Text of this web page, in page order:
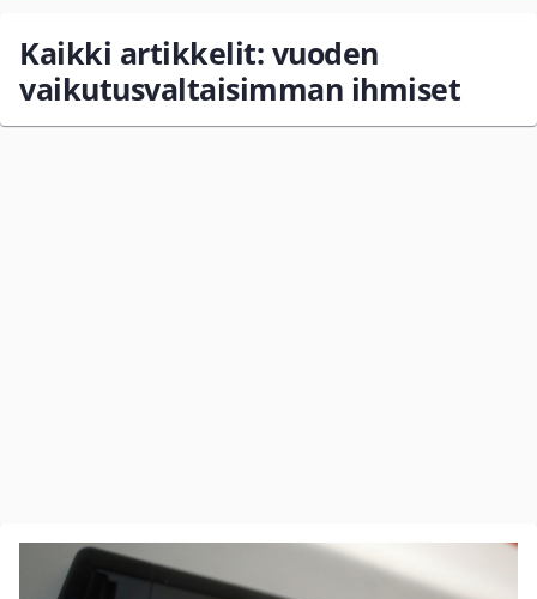
Kaikki artikkelit: vuoden
vaikutusvaltaisimman ihmiset